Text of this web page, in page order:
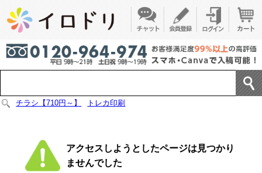
チラシ【710円～】 トレカ印刷
アクセスしようとしたページは見つかり
ませんでした